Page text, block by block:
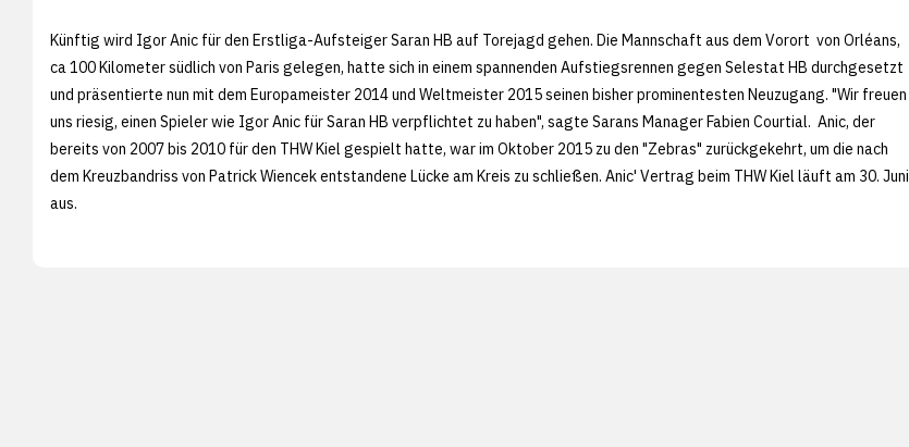
Künftig wird Igor Anic für den Erstliga-Aufsteiger Saran HB auf Torejagd gehen. Die Mannschaft aus dem Vorort von Orléans,
ca 100 Kilometer südlich von Paris gelegen, hatte sich in einem spannenden Aufstiegsrennen gegen Selestat HB durchgesetzt
und präsentierte nun mit dem Europameister 2014 und Weltmeister 2015 seinen bisher prominentesten Neuzugang. "Wir freuen
uns riesig, einen Spieler wie Igor Anic für Saran HB verpflichtet zu haben", sagte Sarans Manager Fabien Courtial. Anic, der
bereits von 2007 bis 2010 für den THW Kiel gespielt hatte, war im Oktober 2015 zu den "Zebras" zurückgekehrt, um die nach
dem Kreuzbandriss von Patrick Wiencek entstandene Lücke am Kreis zu schließen. Anic' Vertrag beim THW Kiel läuft am 30. Juni
aus.